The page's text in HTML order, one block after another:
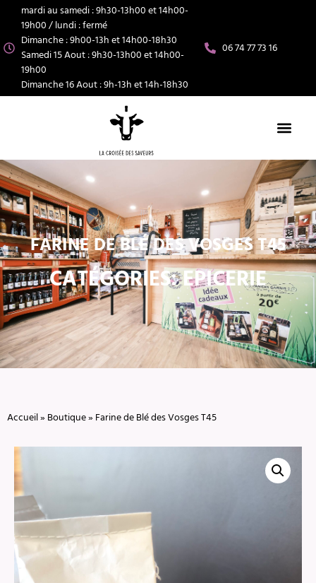
mardi au samedi : 9h30-13h00 et 14h00-
19h00 / lundi : fermé
Dimanche : 9h00-13h et 14h00-18h30
Samedi 15 Aout : 9h30-13h00 et 14h00-
19h00
Dimanche 16 Aout : 9h-13h et 14h-18h30
06 74 77 73 16
FARINE DE BLÉ DES VOSGES T45
CATÉGORIES:EPICERIE
Accueil» Boutique» Farine de Blé des Vosges T45